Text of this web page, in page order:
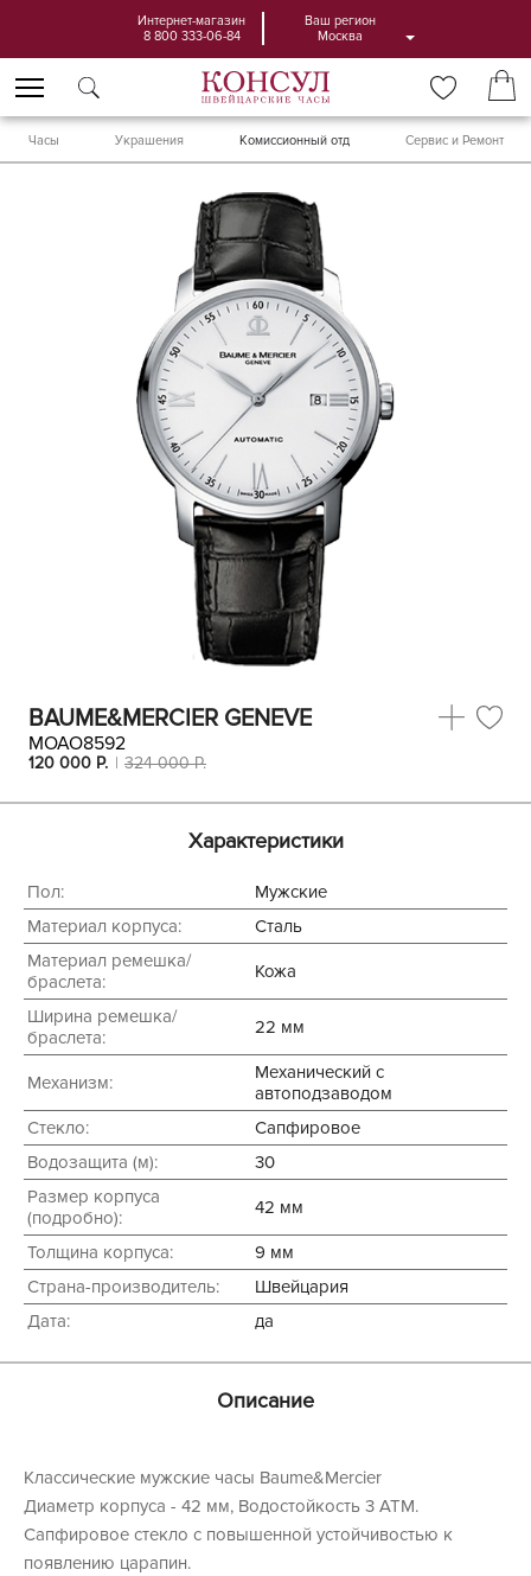
Интернет-магазин
8 800 333-06-84
Ваш регион
Москва
Часы Украшения Комиссионный отд Сервис и Ремонт
BAUME&MERCIER GENEVE
MOAO8592
324 000P.
120 000 P.
Характеристики
Пол:
Мужские
Материал корпуса:
Сталь
Материал ремешка/
браслета:
Кожа
Ширина ремешка/
браслета:
22 мм
Механизм:
Механический с
автоподзаводом
Стекло:
Сапфировое
Водозащита (м):
30
Размер корпуса
(подробно):
42 мм
Толщина корпуса:
9 мм
Страна-производитель:
Швейцария
Дата:
да
Описание
Классические мужские часы Baume&Mercier
Диаметр корпуса - 42 мм, Водостойкость 3 АТМ.
Сапфировое стекло с повышенной устойчивостью к
появлению царапин.